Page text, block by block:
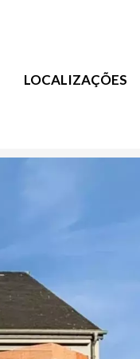
LOCALIZAÇÕES